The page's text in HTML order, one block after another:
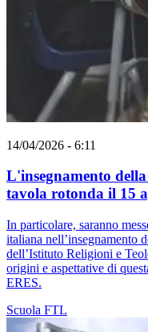
14/04/2026 - 6:11
L'insegnamento
tavola rotonda il 15
In particolare, saranno
italiana nell’insegnamento
dell’Istituto Religioni e
origini e aspettative di
ERES.
Scuola FTL